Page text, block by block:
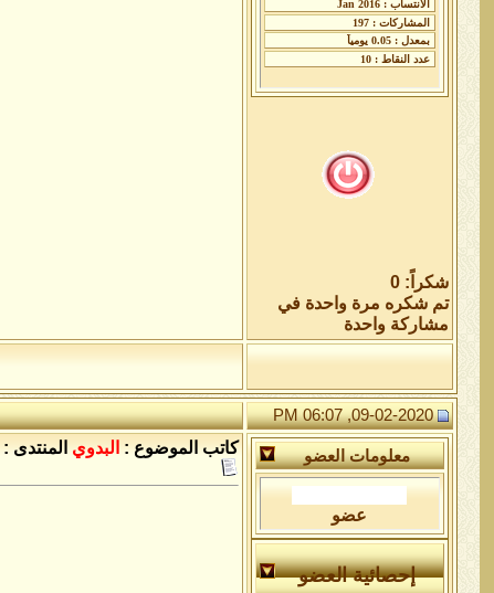
شكراً: 0
تم شكره مرة واحدة في
مشاركة واحدة
09-02-2020, 06:07 PM
معلومات العضو
عضو
إحصائية العضو
كاتب الموضوع : البدوي المنتدى :